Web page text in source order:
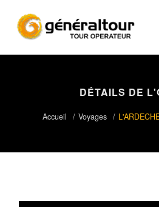
DÉTAILS DE
Accueil Voyages